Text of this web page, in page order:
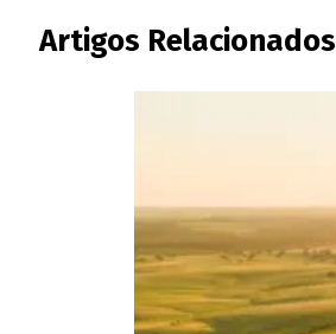
Artigos Relacionados